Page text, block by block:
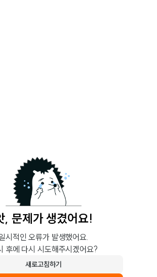
, 문제가 생겼어요!
시적인 오류가 발생했어요.
후에 다시 시도해주시겠어요?
새로고침하기